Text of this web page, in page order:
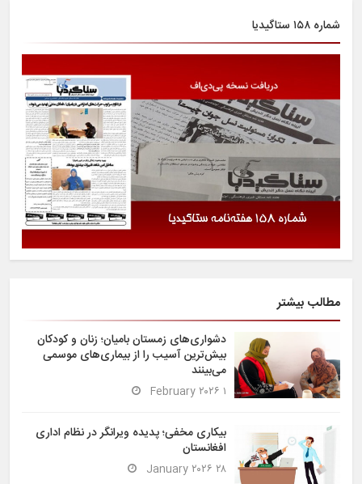
شماره ۱۵۸ ستاگیدیا
مطالب بیشتر
دشواری‌های زمستان بامیان؛ زنان و کودکان
بیش‌ترین آسیب را از بیماری‌های موسمی
می‌بینند
۱ February ۲۰۲۶
بیکاری مخفی؛ پدیده ویرانگر در نظام اداری
افغانستان
۲۸ January ۲۰۲۶